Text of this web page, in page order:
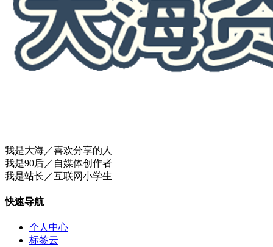
我是大海／喜欢分享的人
我是90后／自媒体创作者
我是站长／互联网小学生
快速导航
个人中心
标签云